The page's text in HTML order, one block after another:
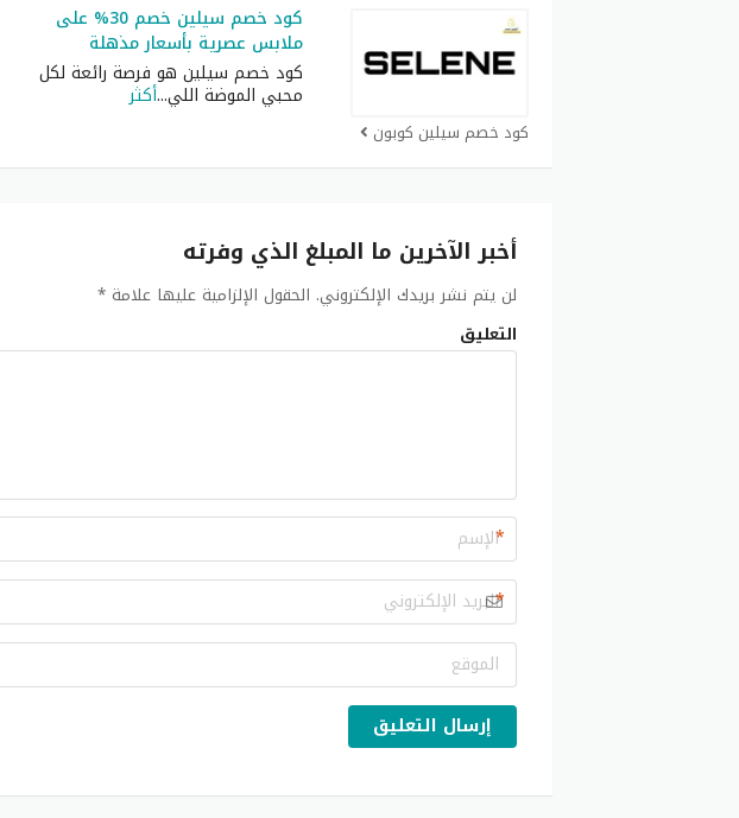
كود خصم سيلين كوبون
كود خصم سيلين خصم 30% على
ملابس عصرية بأسعار مذهلة
كود خصم سيلين هو فرصة رائعة لكل
محبي الموضة اللي...أكثر
أخبر الآخرين ما المبلغ الذي وفرته
لن يتم نشر بريدك الإلكتروني. الحقول الإلزامية عليها علامة *
التعليق
*
*
إرسال التعليق